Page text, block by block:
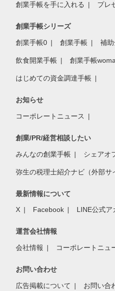
創業手帳を手に入れる プレ
創業手帳シリーズ
創業手帳0 創業手帳 補
飲食開業手帳 創業手帳
はじめての資金調達手帳
お知らせ
コーポレートニュース
創業/PR/経営相談したい
みんなの創業手帳 シェアオ
弥生の税理士紹介ナビ（外部サ
最新情報について
X Facebook LINE公式ア
運営会社情報
会社情報 コーポレートニュ
お問い合わせ
広告掲載について お問い合